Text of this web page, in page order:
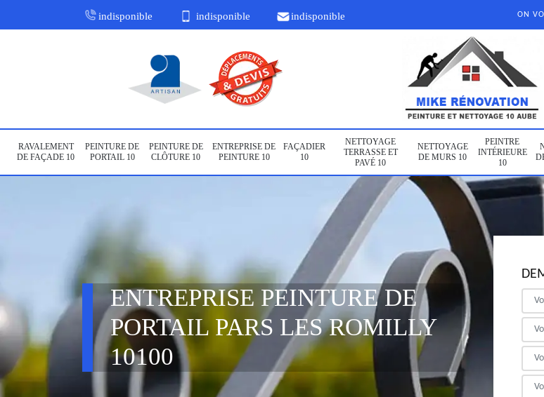
indisponible indisponible indisponible ON
RAVALEMENT
DE FAÇADE 10
PEINTURE DE
PORTAIL 10
PEINTURE DE
CLÔTURE 10
ENTREPRISE DE
PEINTURE 10
FAÇADIER
10
NETTOYAGE
TERRASSE ET
PAVÉ 10
NETTOYAGE
DE MURS 10
PEINTRE
INTÉRIEURE
10
ENTREPRISE PEINTURE DE
PORTAIL PARS LES ROMILLY
10100